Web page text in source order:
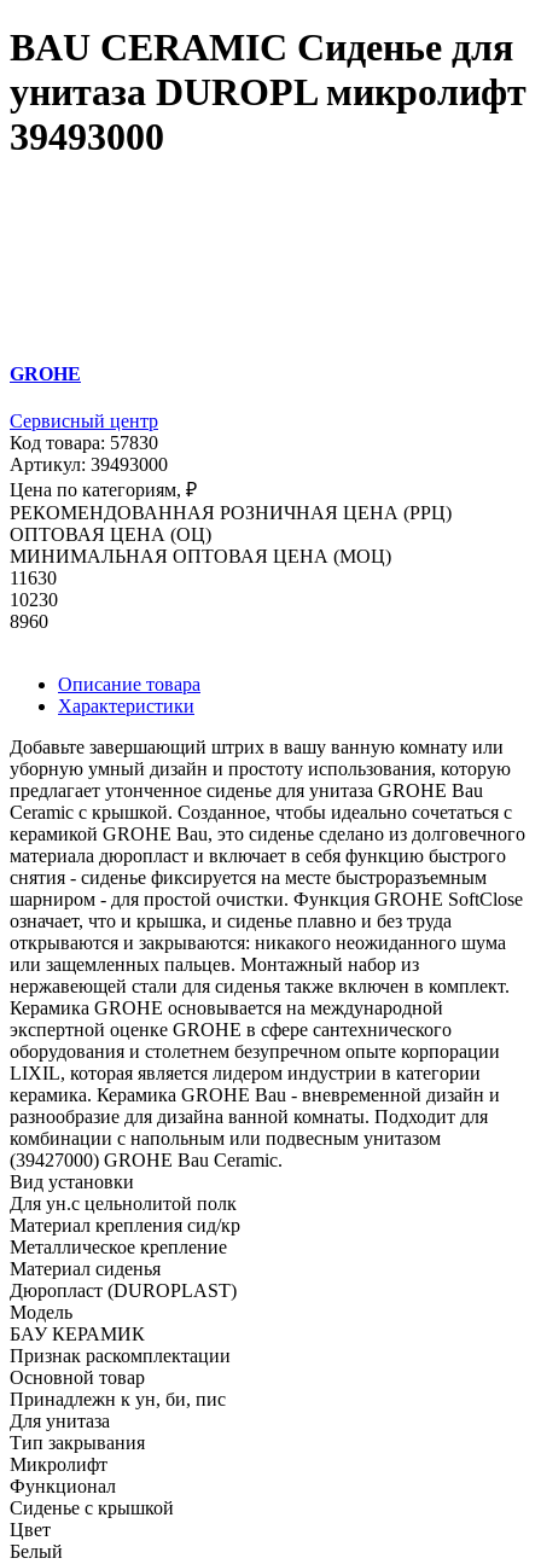
BAU CERAMIC Сиденье для
унитаза DUROPL микролифт
39493000
GROHE
Сервисный центр
Код товара: 57830
Артикул: 39493000
Цена по категориям, ₽
РЕКОМЕНДОВАННАЯ РОЗНИЧНАЯ ЦЕНА (РРЦ)
ОПТОВАЯ ЦЕНА (ОЦ)
МИНИМАЛЬНАЯ ОПТОВАЯ ЦЕНА (МОЦ)
11630
10230
8960
Описание товара
Характеристики
Добавьте завершающий штрих в вашу ванную комнату или
уборную умный дизайн и простоту использования, которую
предлагает утонченное сиденье для унитаза GROHE Bau
Ceramic с крышкой. Созданное, чтобы идеально сочетаться с
керамикой GROHE Bau, это сиденье сделано из долговечного
материала дюропласт и включает в себя функцию быстрого
снятия - сиденье фиксируется на месте быстроразъемным
шарниром - для простой очистки. Функция GROHE SoftClose
означает, что и крышка, и сиденье плавно и без труда
открываются и закрываются: никакого неожиданного шума
или защемленных пальцев. Монтажный набор из
нержавеющей стали для сиденья также включен в комплект.
Керамика GROHE основывается на международной
экспертной оценке GROHE в сфере сантехнического
оборудования и столетнем безупречном опыте корпорации
LIXIL, которая является лидером индустрии в категории
керамика. Керамика GROHE Bau - вневременной дизайн и
разнообразие для дизайна ванной комнаты. Подходит для
комбинации с напольным или подвесным унитазом
(39427000) GROHE Bau Ceramic.
Вид установки
Для ун.с цельнолитой полк
Материал крепления сид/кр
Металлическое крепление
Материал сиденья
Дюропласт (DUROPLAST)
Модель
БАУ КЕРАМИК
Признак раскомплектации
Основной товар
Принадлежн к ун, би, пис
Для унитаза
Тип закрывания
Микролифт
Функционал
Сиденье с крышкой
Цвет
Белый